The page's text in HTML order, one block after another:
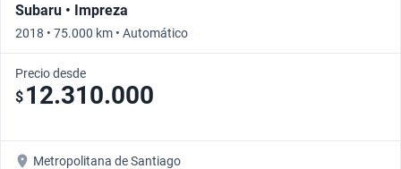
Subaru • Impreza
2018 • 75.000 km • Automático
Precio desde
$ 12.310.000
Metropolitana de Santiago